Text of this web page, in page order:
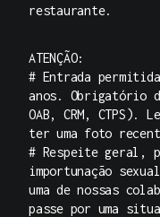
restaurante.
ATENÇÃO:
# Entrada
anos. Obrigatório
OAB, CRM, CTPS).
ter uma foto
# Respeite geral,
importunação
uma de nossas
passe por uma